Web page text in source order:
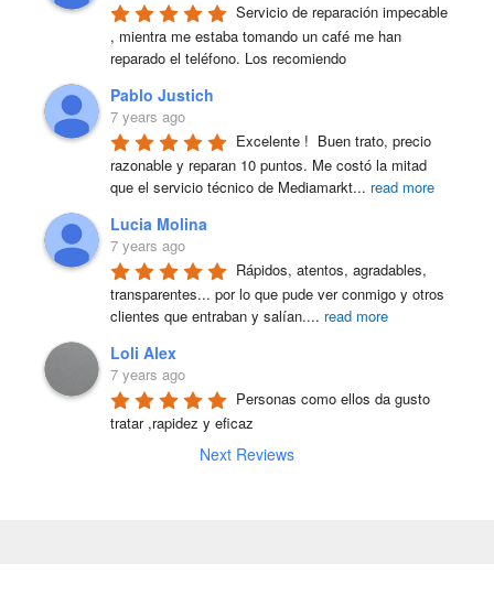
Servicio de reparación impecable
, mientra me estaba tomando un café me han
reparado el teléfono. Los recomiendo
Pablo Justich
7 years ago
Excelente !  Buen trato, precio
razonable y reparan 10 puntos. Me costó la mitad
que el servicio técnico de Mediamarkt... read more
Lucia Molina
7 years ago
Rápidos, atentos, agradables,
transparentes... por lo que pude ver conmigo y otros
clientes que entraban y salían.... read more
Loli Alex
7 years ago
Personas como ellos da gusto
tratar ,rapidez y eficaz
Next Reviews